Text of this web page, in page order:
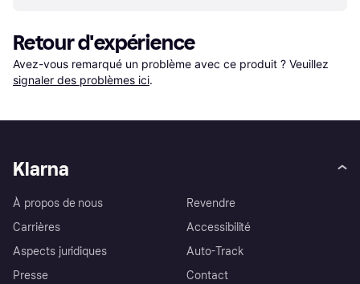
Retour d'expérience
Avez-vous remarqué un problème avec ce produit ? Veuillez
signaler des problèmes ici.
Klarna
À propos de nous
Carrières
Aspects juridiques
Presse
Revendre
Accessibilité
Auto-Track
Contact